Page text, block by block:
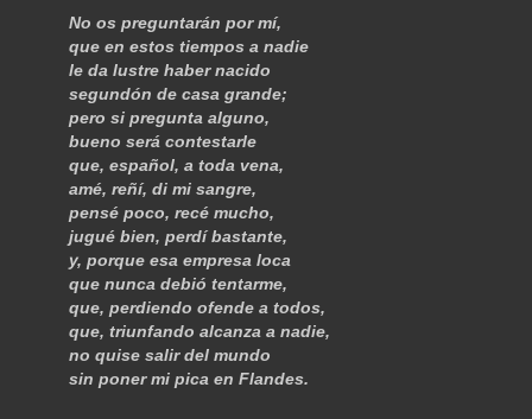
No os preguntarán por mí,
que en estos tiempos a nadie
le da lustre haber nacido
segundón de casa grande;
pero si pregunta alguno,
bueno será contestarle
que, español, a toda vena,
amé, reñí, di mi sangre,
pensé poco, recé mucho,
jugué bien, perdí bastante,
y, porque esa empresa loca
que nunca debió tentarme,
que, perdiendo ofende a todos,
que, triunfando alcanza a nadie,
no quise salir del mundo
sin poner mi pica en Flandes.